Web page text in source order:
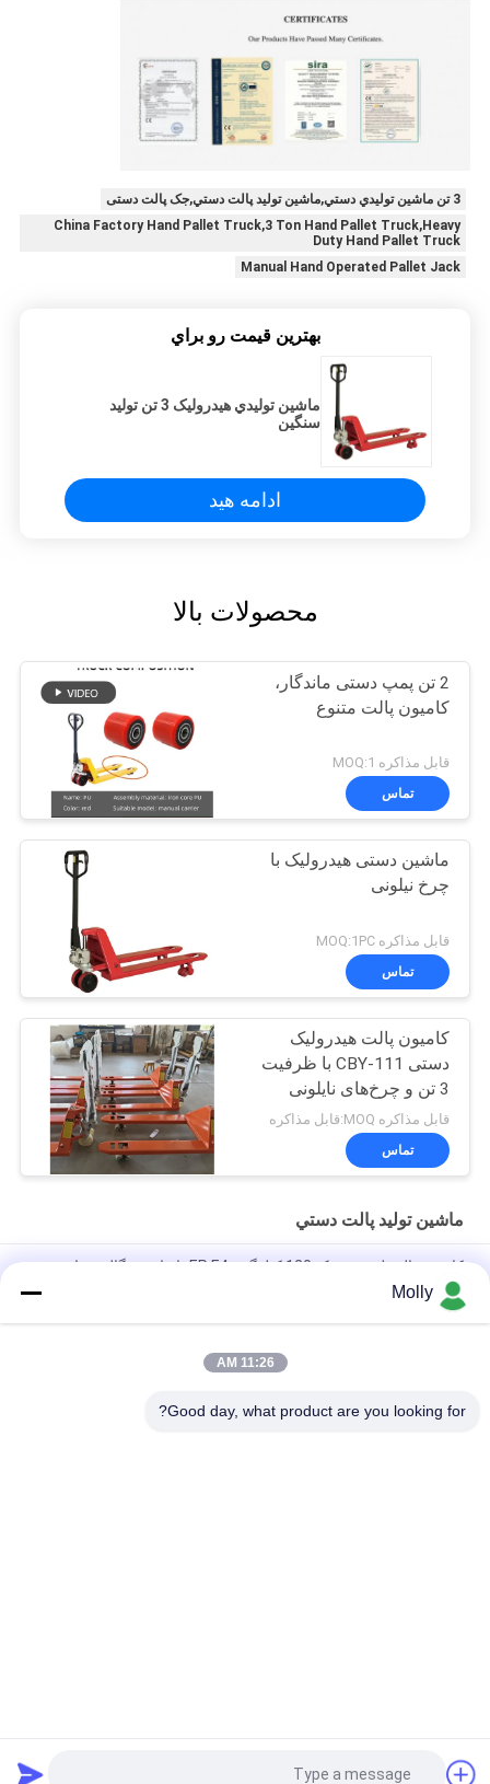
3 تن ماشين توليدي دستي,ماشين توليد پالت دستي,جک پالت دستی
China Factory Hand Pallet Truck,3 Ton Hand Pallet Truck,Heavy
Duty Hand Pallet Truck
Manual Hand Operated Pallet Jack
بهترين قيمت رو براي
ماشين توليدي هيدروليک 3 تن توليد
سنگين
ادامه هید
محصولات بالا
2 تن پمپ دستی ماندگار،
کامیون پالت متنوع
قابل مذاکره MOQ:1
تماس
ماشین دستی هیدرولیک با
چرخ نیلونی
قابل مذاکره MOQ:1PC
تماس
کامیون پالت هیدرولیک
دستی CBY-111 با ظرفیت
3 تن و چرخ‌های نایلونی
قابل مذاکره MOQ:قابل مذاکره
تماس
ماشين توليد پالت دستي
کامیون پالت لیتیوم سبک 120 کیلوگرم EP F4، اندازه چنگال سفارشی
برای تجارت الکترونیک
جیک پالت های هیدرولیک CBY-11 برای انبار
Molly
11:26 AM
Good day, what product are you looking for?